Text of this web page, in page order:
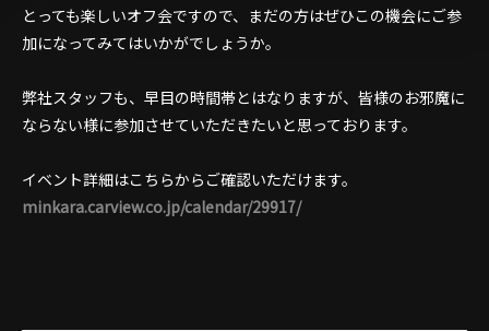
とっても楽しいオフ会ですので、まだの方はぜひこの機会にご参
加になってみてはいかがでしょうか。
弊社スタッフも、早目の時間帯とはなりますが、皆様のお邪魔に
ならない様に参加させていただきたいと思っております。
イベント詳細はこちらからご確認いただけます。
minkara.carview.co.jp/calendar/29917/